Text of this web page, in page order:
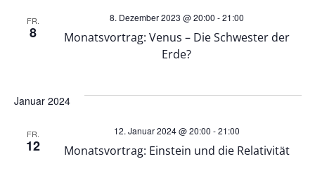
A
i
i
FR.
8
Monatsvortrag: Venus – Die Schwester der
Erde?
8. Dezember 2023 @ 20:00 -21:00
Januar 2024
FR.
12 Monatsvortrag: Einstein und die Relativität
12. Januar 2024 @ 20:00 -21:00